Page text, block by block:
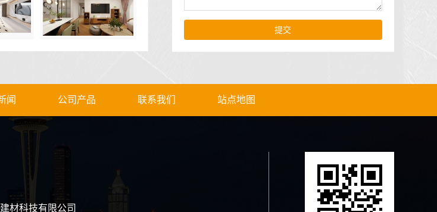
提交
闻 公司产品 联系我们 站点地图
材科技有限公司